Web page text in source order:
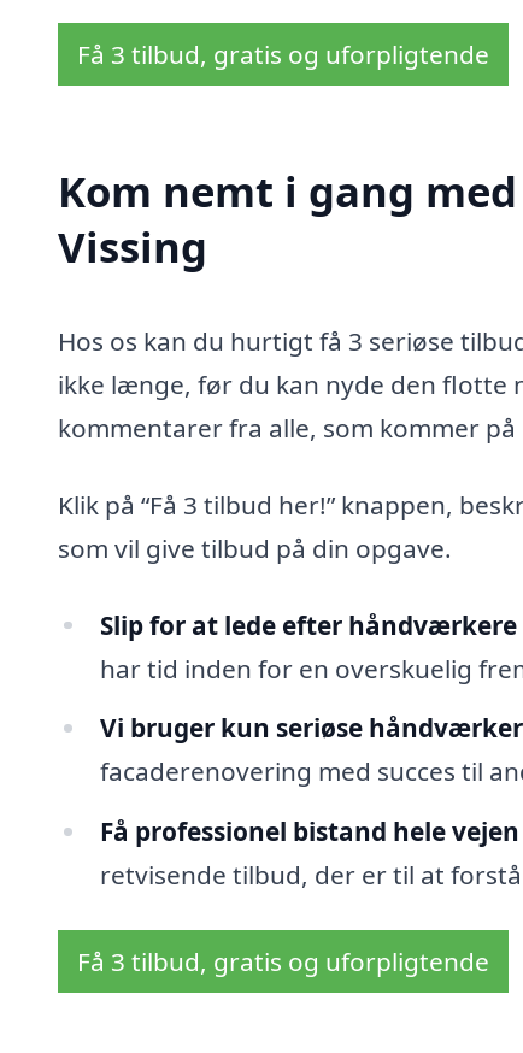
Få 3 tilbud, gratis og uforpligtende
Kom nemt i gang
Vissing
Hos os kan du hurtigt få 3 seriøse
ikke længe, før du kan nyde den flotte
kommentarer fra alle, som kommer på
Klik på “Få 3 tilbud her!” knappen,
som vil give tilbud på din opgave.
Slip for at lede efter håndværkere
har tid inden for en overskuelig
Vi bruger kun seriøse
facaderenovering med succes til
Få professionel bistand hele vejen
retvisende tilbud, der er til at
Få 3 tilbud, gratis og uforpligtende